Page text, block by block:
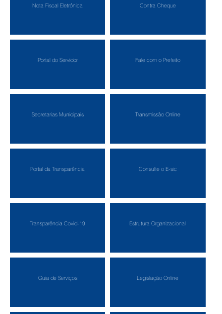
Nota Fiscal Eletrônica Contra Cheque
Portal do Servidor Fale com o Prefeito
Secretarias Municipais Transmissão Online
Portal da Transparência Consulte o E-sic
Transparência Covid-19 Estrutura Organizacional
Guia de Serviços Legislação Online